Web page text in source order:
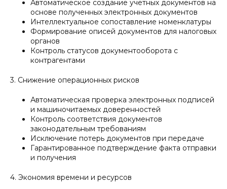
Автоматическое создание учетных документов на
основе полученных электронных документов
Интеллектуальное сопоставление номенклатуры
Формирование описей документов для налоговых
органов
Контроль статусов документооборота с
контрагентами
3. Снижение операционных рисков
Автоматическая проверка электронных подписей
и машиночитаемых доверенностей
Контроль соответствия документов
законодательным требованиям
Исключение потерь документов при передаче
Гарантированное подтверждение факта отправки
и получения
4. Экономия времени и ресурсов